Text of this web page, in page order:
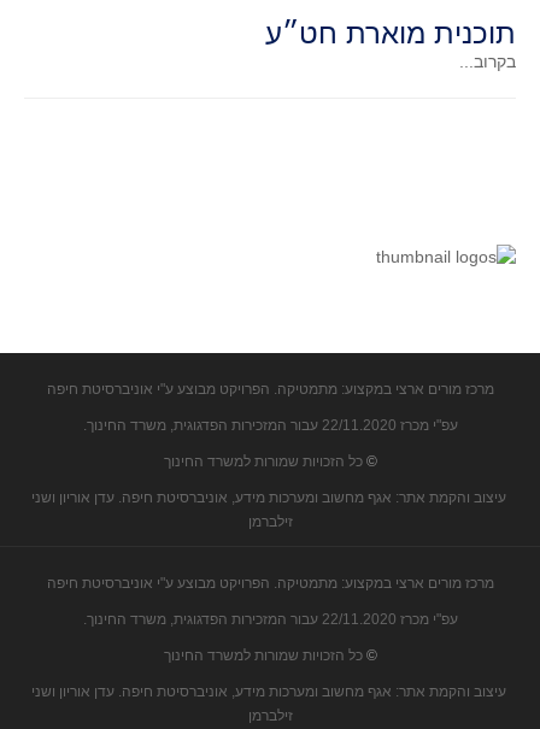
תוכנית מוארת חט״ע
בקרוב...
מרכז מורים ארצי במקצוע: מתמטיקה. הפרויקט מבוצע ע"י אוניברסיטת חיפה
עפ"י מכרז 22/11.2020 עבור המזכירות הפדגוגית, משרד החינוך.
© כל הזכויות שמורות למשרד החינוך
עיצוב והקמת אתר: אגף מחשוב ומערכות מידע, אוניברסיטת חיפה. עדן אוריון ושני
זילברמן
מרכז מורים ארצי במקצוע: מתמטיקה. הפרויקט מבוצע ע"י אוניברסיטת חיפה
עפ"י מכרז 22/11.2020 עבור המזכירות הפדגוגית, משרד החינוך.
© כל הזכויות שמורות למשרד החינוך
עיצוב והקמת אתר: אגף מחשוב ומערכות מידע, אוניברסיטת חיפה. עדן אוריון ושני
זילברמן